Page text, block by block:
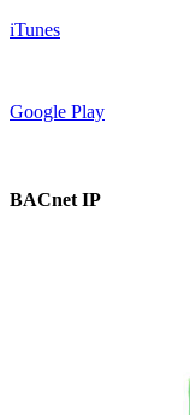
iTunes
Google Play
BACnet IP